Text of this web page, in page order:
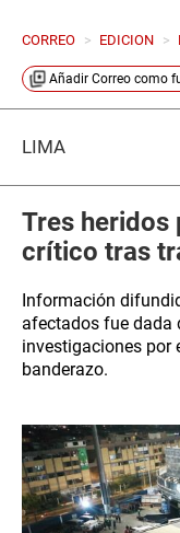
CORREO > EDICION >
Añadir Correo como
LIMA
Tres heridos
crítico tras
Información
afectados fue dada
investigaciones por
banderazo.